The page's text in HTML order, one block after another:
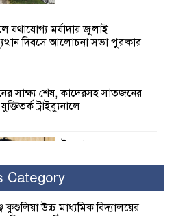
যথাযোগ্য মর্যাদায় জুলাই
দিবসে আলোচনা সভা পুরষ্কার
সাক্ষ্য শেষ, কাদেরসহ সাতজনের
ট্রাইব্যুনালে
ইসলামের সবচেয়ে
নুর
Category
কুশুলিয়া উচ্চ মাধ্যমিক বিদ্যালয়ের